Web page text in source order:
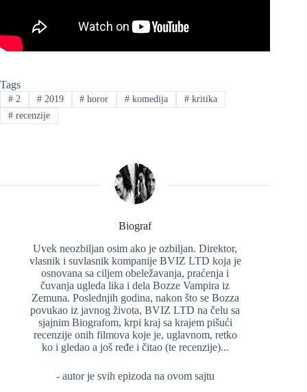
Tags
#2 #2019 # horor # komedija # kritika
#recenzije
Biograf
Uvek neozbiljan osim ako je ozbiljan. Direktor,
vlasnik i suvlasnik kompanije BVIZ LTD koja je
osnovana sa ciljem obeležavanja, praćenja i
čuvanja ugleda lika i dela Bozze Vampira iz
Zemuna. Poslednjih godina, nakon što se Bozza
povukao iz javnog života, BVIZ LTD na čelu sa
sjajnim Biografom, krpi kraj sa krajem pišući
recenzije onih filmova koje je, uglavnom, retko
ko i gledao a još ređe i čitao (te recenzije)...
- autor je svih epizoda na ovom sajtu